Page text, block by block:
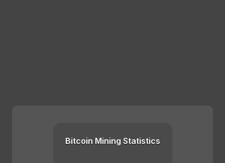
Bitcoin Mining Statistics